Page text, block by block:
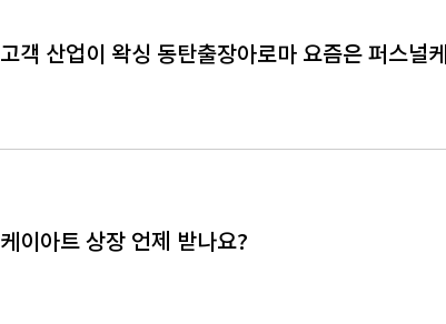
고객 산업이 왁싱 동탄출장아로마 요즘은 퍼스널
케이아트 상장 언제 받나요?